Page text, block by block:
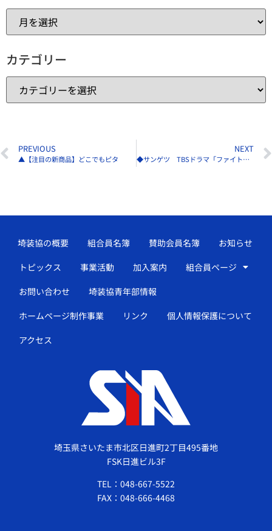
カテゴリー
PREVIOUS
▲【注目の新商品】どこでもピタ
NEXT
◆サンゲツ TBSドラマ「ファイトソング」に美術協力
埼玉県さいたま市北区日進町2丁目495番地
FSK日進ビル3F
TEL：048-667-5522
FAX：048-666-4468
埼装協の概要 組合員名簿 賛助会員名簿
お知らせ
トピックス
事業活動 加入案内
組合員ページ
お問い合わせ
埼装協青年部情報
ホームページ制作事業
リンク
個人情報保護について
アクセス